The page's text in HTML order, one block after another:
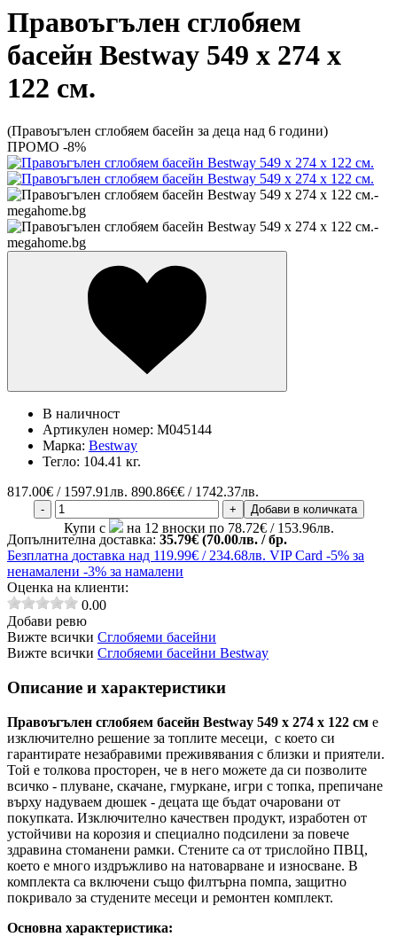
Правоъгълен сглобяем
басейн Bestway 549 х 274 х
122 см.
(Правоъгълен сглобяем басейн за деца над 6 години)
ПРОМО -8%
В наличност
Артикулен номер: M045144
Марка: Bestway
Тегло: 104.41 кг.
817.00€ / 1597.91лв. 890.86€€ / 1742.37лв.
- + Добави в количката
Купи с на 12 вноски по 78.72€ / 153.96лв.
Допълнителна доставка: 35.79€ (70.00лв. / бр.
Безплатна доставка над 119.99€ / 234.68лв. VIP Card -5% за
ненамалени -3% за намалени
Оценка на клиенти:
0.00
Добави ревю
Вижте всички Сглобяеми басейни
Вижте всички Сглобяеми басейни Bestway
Описание и характеристики
Правоъгълен сглобяем басейн Bestway 549 х 274 х 122 см е
изключително решение за топлите месеци, с което си
гарантирате незабравими преживявания с близки и приятели.
Той е толкова просторен, че в него можете да си позволите
всичко - плуване, скачане, гмуркане, игри с топка, препичане
върху надуваем дюшек - децата ще бъдат очаровани от
покупката. Изключително качествен продукт, изработен от
устойчиви на корозия и специално подсилени за повече
здравина стоманени рамки. Стените са от трислойно ПВЦ,
което е много издръжливо на натоварване и износване. В
комплекта са включени също филтърна помпа, защитно
покривало за студените месеци и ремонтен комплект.
Основна характеристика: